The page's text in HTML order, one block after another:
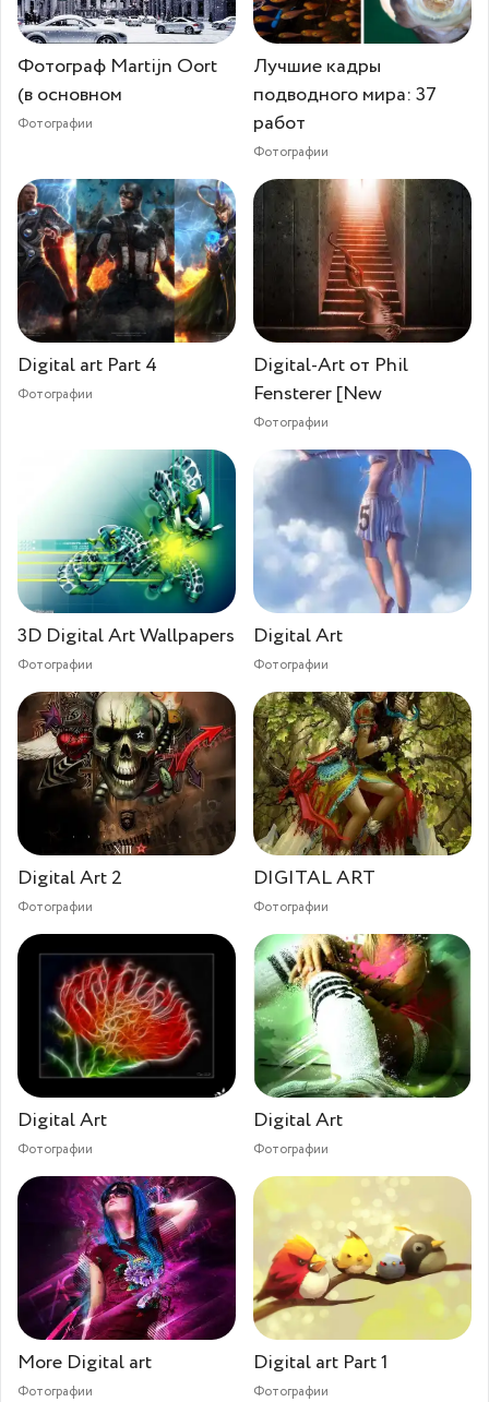
Фотограф Martijn Oort
(в основном
Фотографии
Лучшие кадры
подводного мира: 37
работ
Фотографии
Digital art Part 4
Фотографии
Digital-Art от Phil
Fensterer [New
Фотографии
3D Digital Art Wallpapers
Фотографии
Digital Art
Фотографии
Digital Art 2
Фотографии
DIGITAL ART
Фотографии
Digital Art
Фотографии
Digital Art
Фотографии
More Digital art
Фотографии
Digital art Part 1
Фотографии